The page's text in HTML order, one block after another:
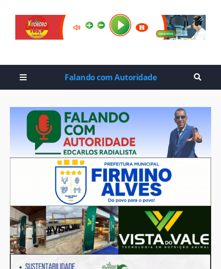
Falando com Autoridade